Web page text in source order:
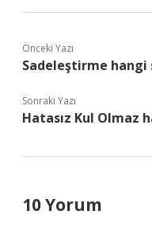
Önceki Yazı
Sadeleştirme hangi
Sonraki Yazı
Hatasız Kul Olmaz
10 Yorum